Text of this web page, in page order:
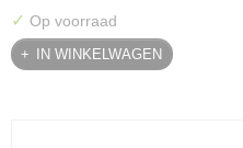
✓ Op voorraad
IN WINKELWAGEN